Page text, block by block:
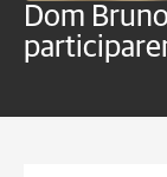
Dom